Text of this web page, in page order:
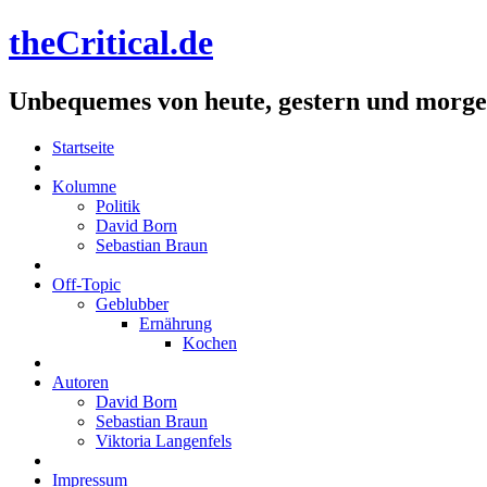
theCritical.de
Unbequemes von heute, gestern und
Startseite
Kolumne
Politik
David Born
Sebastian Braun
Off-Topic
Geblubber
Ernährung
Kochen
Autoren
David Born
Sebastian Braun
Viktoria Langenfels
Impressum